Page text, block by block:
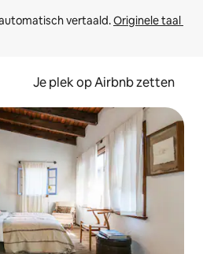
vertaald. Originele taal
Je plek op Airbnb zetten